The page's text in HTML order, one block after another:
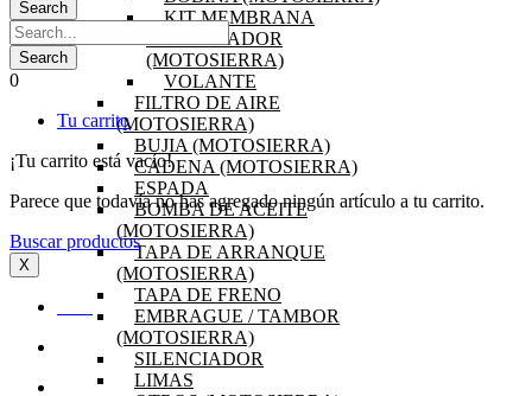
KIT MEMBRANA
CARBURADOR
(MOTOSIERRA)
VOLANTE
FILTRO DE AIRE
(MOTOSIERRA)
BUJIA (MOTOSIERRA)
CADENA (MOTOSIERRA)
ESPADA
BOMBA DE ACEITE
(MOTOSIERRA)
TAPA DE ARRANQUE
(MOTOSIERRA)
TAPA DE FRENO
EMBRAGUE / TAMBOR
(MOTOSIERRA)
SILENCIADOR
LIMAS
0
Tu carrito
¡Tu carrito está vacío!
Parece que todavía no has agregado ningún artículo a tu carrito.
Buscar productos
X